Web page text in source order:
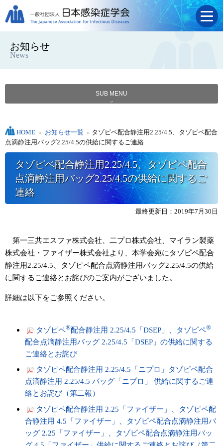
お知らせ
News
SUB MENU
HOME » お知らせ一覧 » タゾピペ配合静注用2.25/4.5、タゾピペ配合
点滴静注用バッグ2.25/4.5の供給に関するご連絡
タゾピペ配合静注用2.25/4.5、タゾピペ配合
点滴静注用バッグ2.25/4.5の供給に関するご
連絡
最終更新日：2019年7月30日
第一三共エスファ株式会社、二プロ株式会社、マイラン製薬
株式会社・ファイザー株式会社より、本学会宛にタゾピペ配合
静注用2.25/4.5、タゾピペ配合点滴静注用バッグ2.25/4.5の供給
に関するご連絡とお詫びのご案内がございました。
詳細は以下をご参照ください。
タゾピペ®配合静注用 2.25/4.5「DSEP」、タゾピペ®
配合点滴静注用バッグ 2.25/4.5「DSEP」の供給に関する
ご連絡とお詫び
タゾピペ配合静注用 2.25/4.5「ニプロ」タゾピペ配合
点滴静注用 2.25/4.5 バッグ「ニプロ」 供給に関するご連
絡とお詫び（第二報）
タゾピペ配合静注用 2.25「ファイザー」、タゾピペ配
合静注用 4.5「ファイザー」、タゾピペ配合点滴静注用バ
ッグ 2.25「ファイザー」、タゾピペ配合点滴静注用バッ